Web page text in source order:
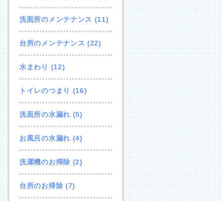
洗面所のメンテナンス (11)
台所のメンテナンス (22)
水まわり (12)
トイレのつまり (16)
洗面所の水漏れ (5)
お風呂の水漏れ (4)
洗濯機のお掃除 (2)
台所のお掃除 (7)